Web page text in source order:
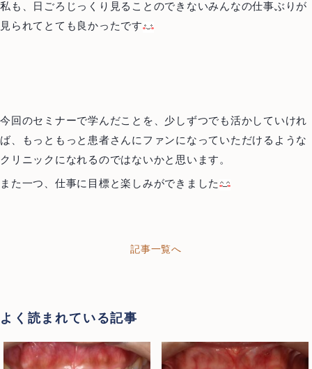
私も、日ごろじっくり見ることのできないみんなの仕事ぶりが
見られてとても良かったです
今回のセミナーで学んだことを、少しずつでも活かしていけれ
ば、もっともっと患者さんにファンになっていただけるような
クリニックになれるのではないかと思います。
また一つ、仕事に目標と楽しみができました
記事一覧へ
よく読まれている記事